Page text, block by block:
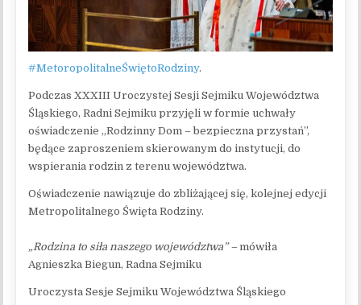
#MetoropolitalneŚwiętoRodziny.
Podczas XXXIII Uroczystej Sesji Sejmiku Województwa
Śląskiego, Radni Sejmiku przyjęli w formie uchwały
oświadczenie „Rodzinny Dom – bezpieczna przystań”,
będące zaproszeniem skierowanym do instytucji, do
wspierania rodzin z terenu województwa.
Oświadczenie nawiązuje do zbliżającej się, kolejnej edycji
Metropolitalnego Święta Rodziny.
„Rodzina to siła naszego województwa” –mówiła
Agnieszka Biegun, Radna Sejmiku
Uroczysta Sesje Sejmiku Województwa Śląskiego